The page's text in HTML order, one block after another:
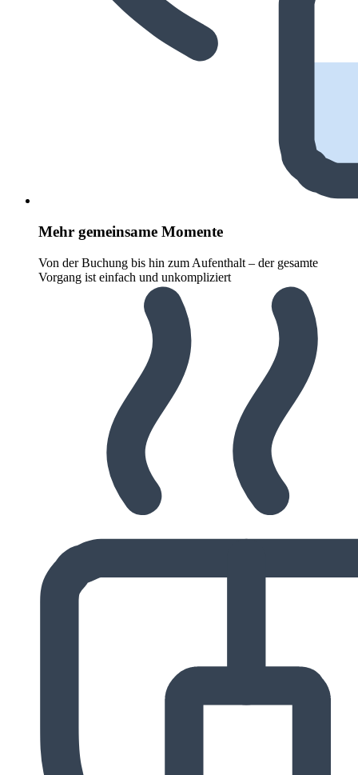
Mehr gemeinsame Momente
Von der Buchung bis hin zum Aufenthalt – der gesamte
Vorgang ist einfach und unkompliziert